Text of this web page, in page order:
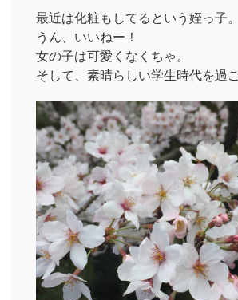
最近は化粧もしてるという姪っ子。
うん、いいねー！
女の子は可愛くなくちゃ。
そして、素晴らしい学生時代を過